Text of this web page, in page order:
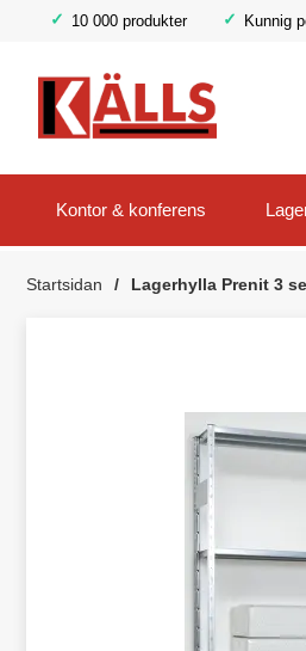
10 000 produkter Kunnig
Kontor & konferens
Startsidan Lagerhylla Prenit 3